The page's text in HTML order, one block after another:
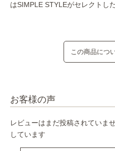
はSIMPLE STYLEがセレクトし
この商品につ
お客様の声
レビューはまだ投稿されていま
しています